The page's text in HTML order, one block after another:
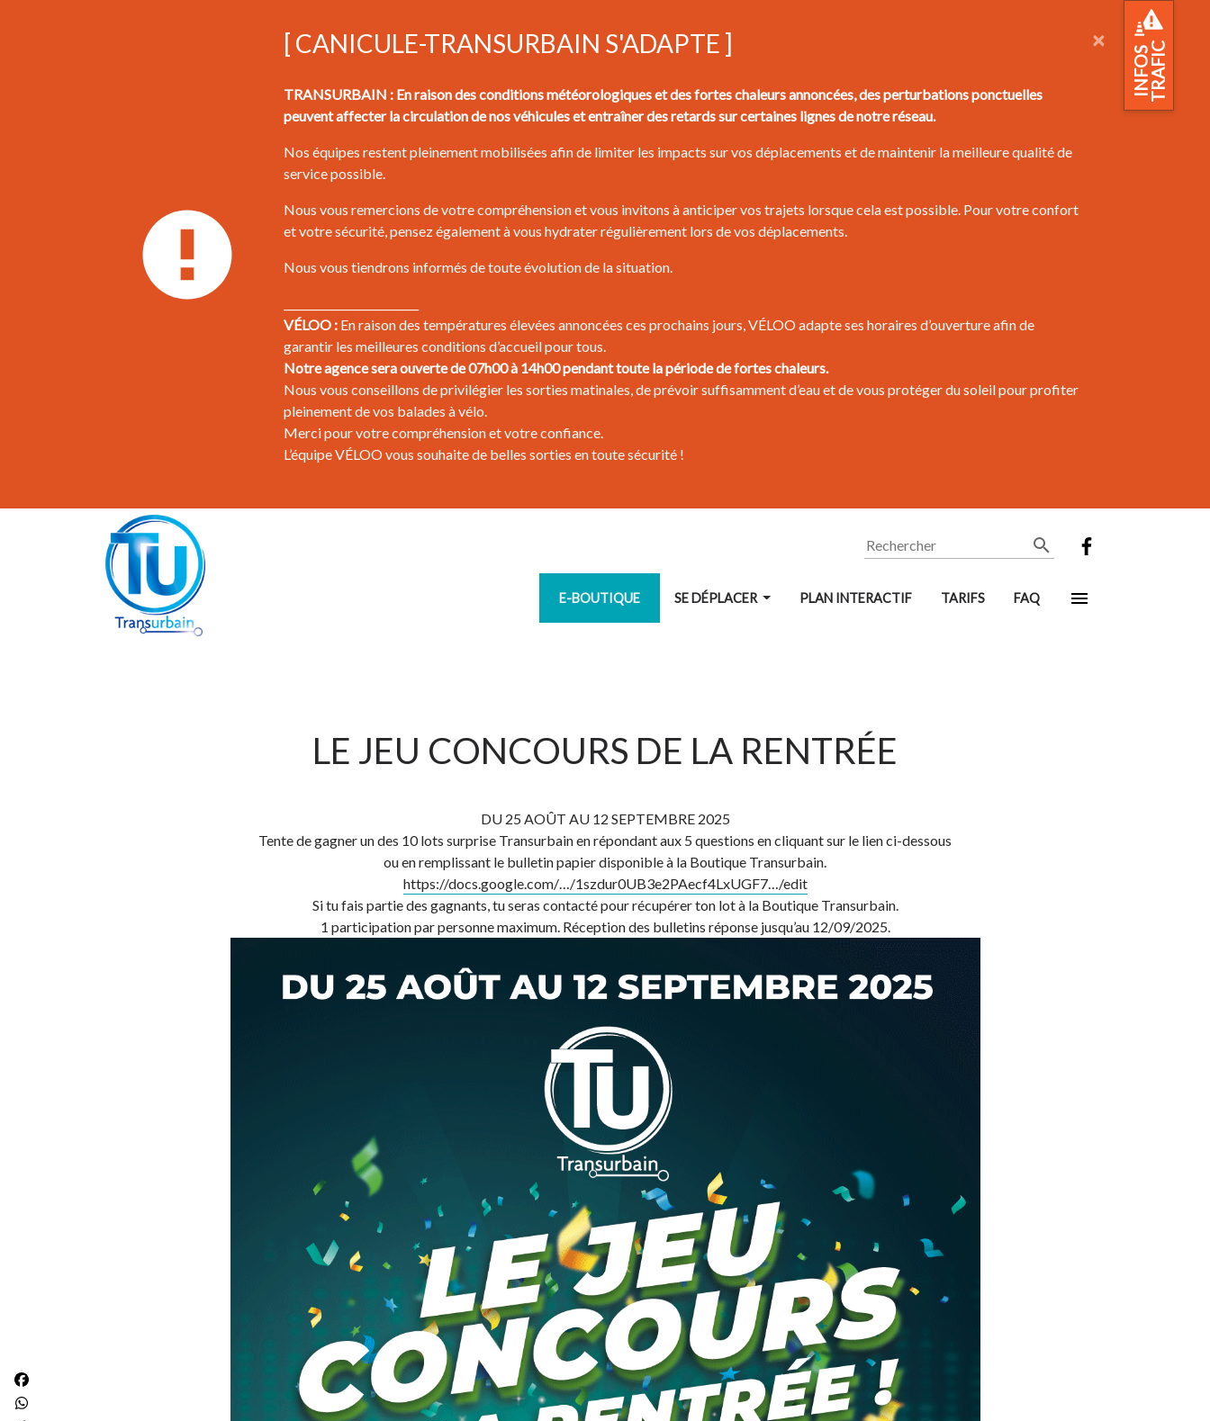
×
[ CANICULE-TRANSURBAIN S'ADAPTE ]
TRANSURBAIN : En raison des conditions météorologiques et des fortes chaleurs annoncées, des perturbations ponctuelles
peuvent affecter la circulation de nos véhicules et entraîner des retards sur certaines lignes de notre réseau.
Nos équipes restent pleinement mobilisées afin de limiter les impacts sur vos déplacements et de maintenir la meilleure qualité de
service possible.
Nous vous remercions de votre compréhension et vous invitons à anticiper vos trajets lorsque cela est possible. Pour votre confort
et votre sécurité, pensez également à vous hydrater régulièrement lors de vos déplacements.
Nous vous tiendrons informés de toute évolution de la situation.
VÉLOO :En raison des températures élevées annoncées ces prochains jours, VÉLOO adapte ses horaires d’ouverture afin de
garantir les meilleures conditions d’accueil pour tous.
Notre agence sera ouverte de 07h00 à 14h00 pendant toute la période de fortes chaleurs.
Nous vous conseillons de privilégier les sorties matinales, de prévoir suffisamment d’eau et de vous protéger du soleil pour profiter
pleinement de vos balades à vélo.
Merci pour votre compréhension et votre confiance.
L’équipe VÉLOO vous souhaite de belles sorties en toute sécurité !
INFOSTRAFIC
Rechercher
E-BOUTIQUE SE DÉPLACER PLAN INTERACTIF TARIFS FAQ
LE JEU CONCOURS DE LA RENTRÉE
DU 25 AOÛT AU 12 SEPTEMBRE 2025
Tente de gagner un des 10 lots surprise Transurbain en répondant aux 5 questions en cliquant sur le lien ci-dessous
ou en remplissant le bulletin papier disponible à la Boutique Transurbain.
https://docs.google.com/…/1szdur0UB3e2PAecf4LxUGF7…/edit
Si tu fais partie des gagnants, tu seras contacté pour récupérer ton lot à la Boutique Transurbain.
1 participation par personne maximum. Réception des bulletins réponse jusqu’au 12/09/2025.